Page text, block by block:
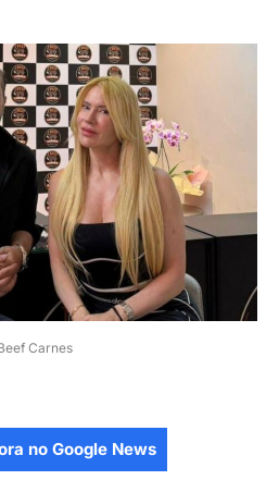
Carnes
no Google News